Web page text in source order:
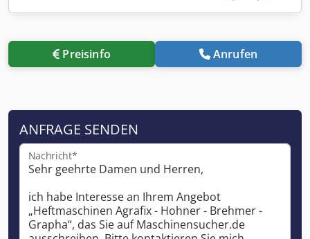
Preisinfo Anrufen
ANFRAGE SENDEN
Nachricht*